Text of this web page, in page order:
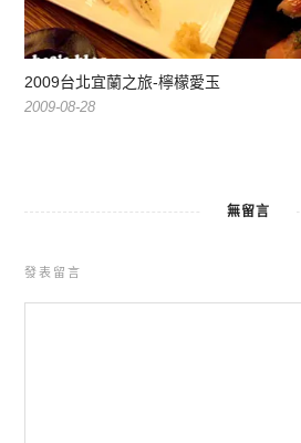
2009台北宜蘭之旅-檸檬愛玉
2009-08-28
無留言
發表留言